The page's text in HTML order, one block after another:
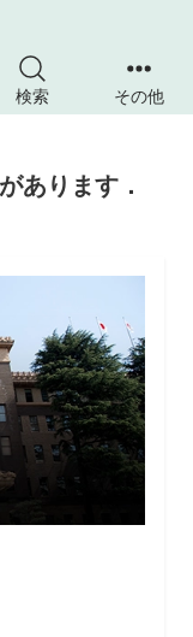
検索 その他
あります．